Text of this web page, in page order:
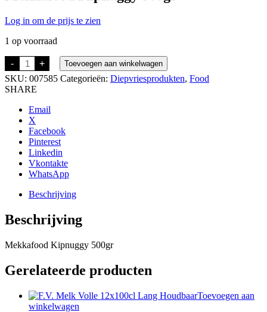
Log in om de prijs te zien
1 op voorraad
- Mekkafood
Kipnuggy
500gr
aantal
+ Toevoegen aan winkelwagen
SKU: 007585 Categorieën: Diepvriesprodukten, Food
SHARE
Email
X
Facebook
Pinterest
Linkedin
Vkontakte
WhatsApp
Beschrijving
Beschrijving
Mekkafood Kipnuggy 500gr
Gerelateerde producten
Toevoegen aan
winkelwagen